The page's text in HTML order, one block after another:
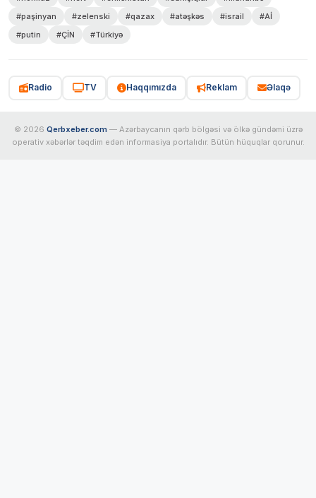
#paşinyan
#zelenski #qazax #atəşkəs #israil
#Aİ
#putin
#ÇİN #Türkiyə
Radio TV Haqqımızda Reklam Əlaqə
© 2026 Qerbxeber.com — Azərbaycanın qərb bölgəsi və ölkə gündəmi üzrə
operativ xəbərlər təqdim edən informasiya portalıdır. Bütün hüquqlar qorunur.